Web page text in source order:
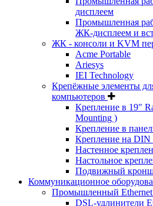
дисплеем
Промышленная
ЖК-дисплеем и
ЖК - консоли и KVM
Acme Portable
Ariesys
IEI Technology
Крепёжные элементы
компьютеров
Крепление в 19"
Mounting )
Крепление в
Крепление на
Настенное
Настольное
Подвижный
Коммуникационное
Промышленный Ethernet
DSL-удлинители